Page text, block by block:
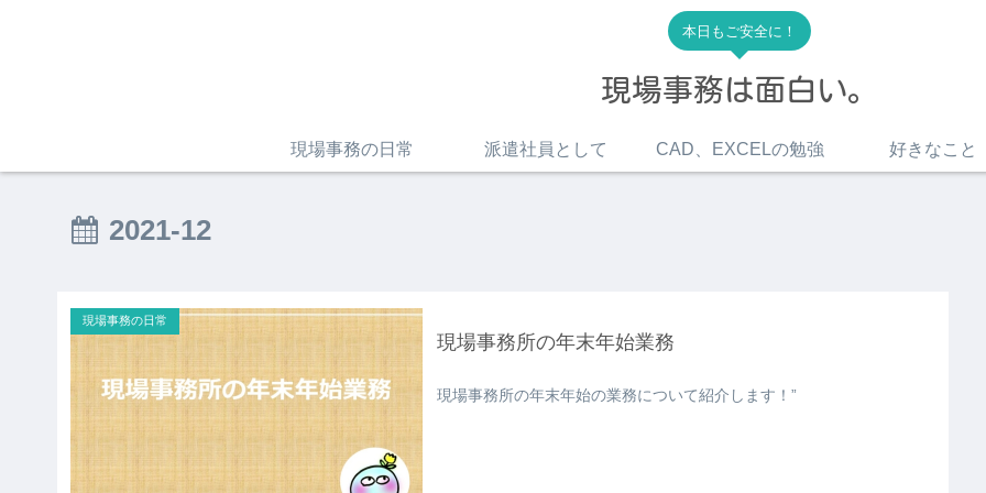
本日もご安全に！
現場事務は面白い。
現場事務の日常 派遣社員として CAD、EXCELの勉強 好きなこと
2021-12
現場事務の日常
現場事務所の年末年始業務
現場事務所の年末年始の業務について紹介します！”